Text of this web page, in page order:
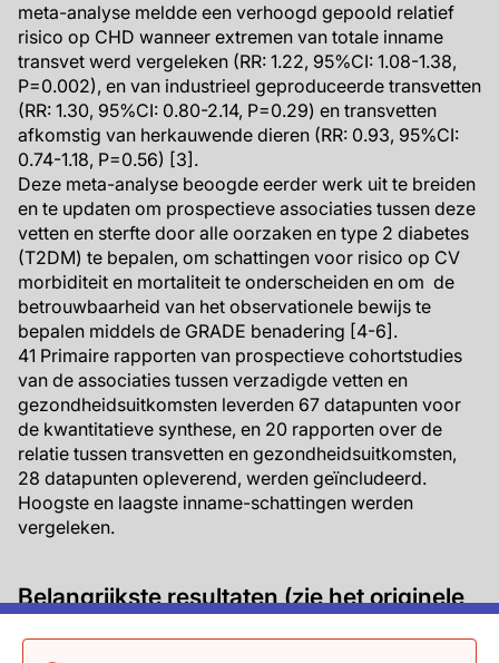
meta-analyse meldde een verhoogd gepoold relatief
risico op CHD wanneer extremen van totale inname
transvet werd vergeleken (RR: 1.22, 95%CI: 1.08-1.38,
P=0.002), en van industrieel geproduceerde transvetten
(RR: 1.30, 95%CI: 0.80-2.14, P=0.29) en transvetten
afkomstig van herkauwende dieren (RR: 0.93, 95%CI:
0.74-1.18, P=0.56) [3].
Deze meta-analyse beoogde eerder werk uit te breiden
en te updaten om prospectieve associaties tussen deze
vetten en sterfte door alle oorzaken en type 2 diabetes
(T2DM) te bepalen, om schattingen voor risico op CV
morbiditeit en mortaliteit te onderscheiden en om de
betrouwbaarheid van het observationele bewijs te
bepalen middels de GRADE benadering [4-6].
41 Primaire rapporten van prospectieve cohortstudies
van de associaties tussen verzadigde vetten en
gezondheidsuitkomsten leverden 67 datapunten voor
de kwantitatieve synthese, en 20 rapporten over de
relatie tussen transvetten en gezondheidsuitkomsten,
28 datapunten opleverend, werden geïncludeerd.
Hoogste en laagste inname-schattingen werden
vergeleken.
Belangrijkste resultaten (zie het originele
artikel voor de details van specifieke
analyses)